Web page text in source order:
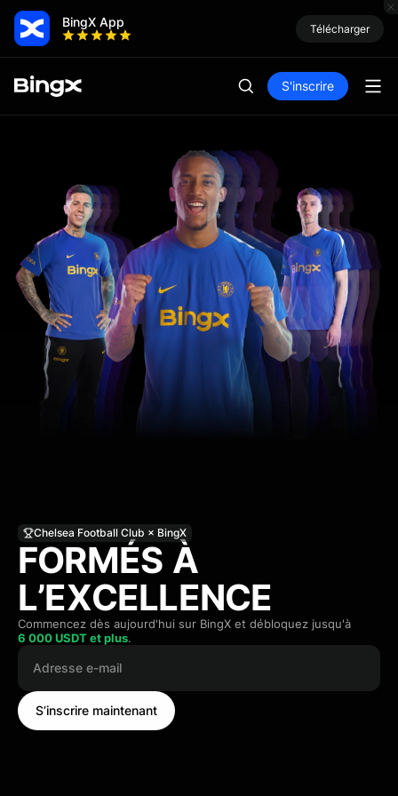
BingX App Télécharger
S'inscrire
FORMÉS À
L’EXCELLENCE
Chelsea Football Club × BingX
Commencez dès aujourd'hui sur BingX et débloquez jusqu'à
6 000 USDT et plus.
S’inscrire maintenant